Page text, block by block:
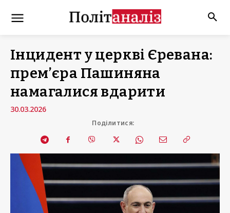
Інцидент у церкві Єревана:
прем’єра Пашиняна
намагалися вдарити
30.03.2026
Поділитися: